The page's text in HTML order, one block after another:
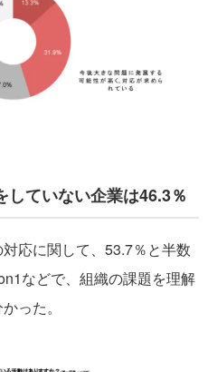
ていない企業は46.3％
応に関して、53.7％と半数
などで、組織の課題を理解
った。